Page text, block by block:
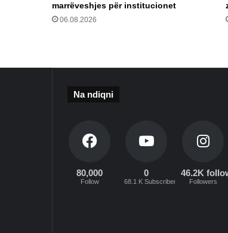
marrëveshjes për institucionet
06.08.2026
Na ndiqni
80,000
Follow
0
68.1 K Subscribers
46.2K
Followers